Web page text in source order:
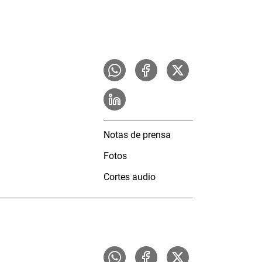
Notas de prensa
Fotos
Cortes audio